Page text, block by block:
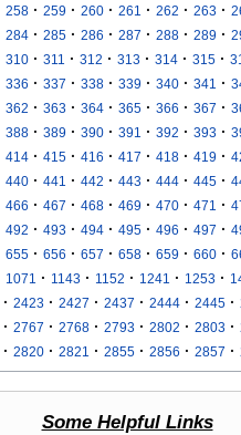
258 · 259 · 260 · 261 · 262 · 263 ·
284 · 285 · 286 · 287 · 288 · 289 ·
310 · 311 · 312 · 313 · 314 · 315 ·
336 · 337 · 338 · 339 · 340 · 341 ·
362 · 363 · 364 · 365 · 366 · 367 ·
388 · 389 · 390 · 391 · 392 · 393 ·
414 · 415 · 416 · 417 · 418 · 419 ·
440 · 441 · 442 · 443 · 444 · 445 ·
466 · 467 · 468 · 469 · 470 · 471 ·
492 · 493 · 494 · 495 · 496 · 497 ·
655 · 656 · 657 · 658 · 659 · 660 ·
1071 · 1143 · 1152 · 1241 · 1253 ·
· 2423 · 2427 · 2437 · 2444 · 2445 ·
· 2767 · 2768 · 2793 · 2802 · 2803 ·
· 2820 · 2821 · 2855 · 2856 · 2857 ·
Some Helpful Links